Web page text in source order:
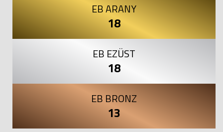
EB ARANY
18
EB EZÜST
18
EB BRONZ
13